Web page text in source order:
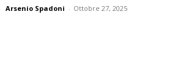
Arsenio Spadoni - Ottobre 27, 2025